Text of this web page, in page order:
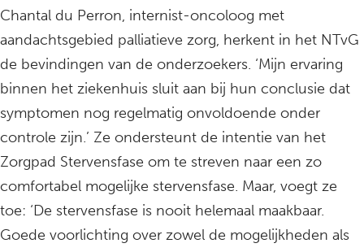
Chantal du Perron, internist-oncoloog met
aandachtsgebied palliatieve zorg, herkent in het NTvG
de bevindingen van de onderzoekers. ‘Mijn ervaring
binnen het ziekenhuis sluit aan bij hun conclusie dat
symptomen nog regelmatig onvoldoende onder
controle zijn.’ Ze ondersteunt de intentie van het
Zorgpad Stervensfase om te streven naar een zo
comfortabel mogelijke stervensfase. Maar, voegt ze
toe: ‘De stervensfase is nooit helemaal maakbaar.
Goede voorlichting over zowel de mogelijkheden als